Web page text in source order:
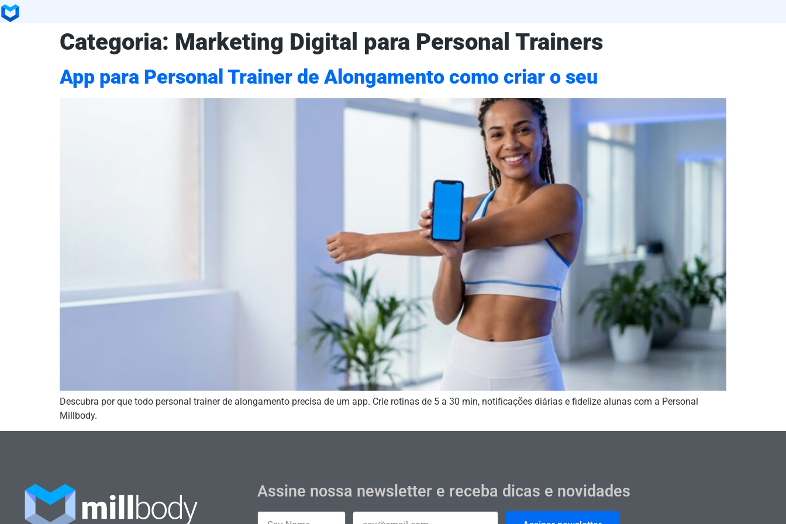
Categoria: Marketing Digital para Personal Trainers
App para Personal Trainer de Alongamento como criar o seu
Descubra por que todo personal trainer de alongamento precisa de um app. Crie rotinas de 5 a 30 min, notificações diárias e fidelize alunas com a Personal
Millbody.
Assine nossa newsletter e receba dicas e novidades